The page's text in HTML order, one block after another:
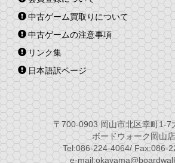
中古ゲーム買取りについて
中古ゲームの注意事項
リンク集
日本語訳ページ
〒700-0903 岡山市北区幸町1-7
ボードウォーク岡山店
Tel:086-224-4064/ Fax:086-
e-